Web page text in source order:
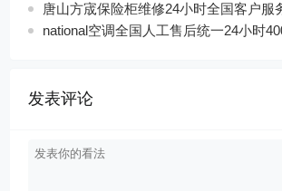
唐山方宬保险柜维修24小时全国客户服
national空调全国人工售后统一24小时
发表评论